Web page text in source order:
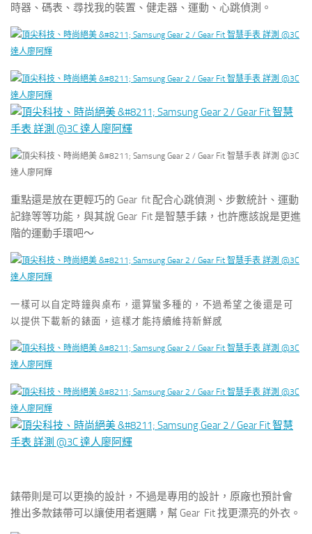
時器、碼表、尋找我的裝置、健走器、運動、心跳偵測。
重點還是放在更輕巧的 Gear fit 配合心跳偵測、步數統計、運動
記錄等等功能，與其說 Gear Fit 是智慧手錶，也許應該說是更進
階的運動手環吧～
一樣可以自定時鐘與桌布，還算蠻多種的，不過希望之後還是可
以提供下載新的錶面，這樣才能持續維持新鮮感
錶帶則是可以更換的設計，不過是專用的設計，原廠也預計會
推出多款錶帶可以讓使用者選購，幫 Gear Fit 找更漂亮的外衣。